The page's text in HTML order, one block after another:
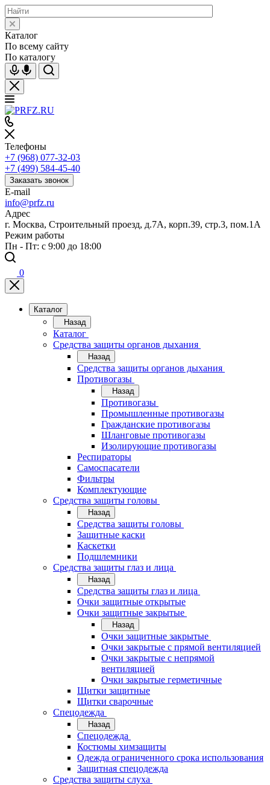
Каталог
По всему сайту
По каталогу
Телефоны
+7 (968) 077-32-03
+7 (499) 584-45-40
Заказать звонок
E-mail
info@prfz.ru
Адрес
г. Москва, Строительный проезд, д.7А, корп.39, стр.3, пом.1А
Режим работы
Пн - Пт: с 9:00 до 18:00
0
Каталог
Назад
Каталог
Средства защиты органов дыхания
Назад
Средства защиты органов дыхания
Противогазы
Назад
Противогазы
Промышленные противогазы
Гражданские противогазы
Шланговые противогазы
Изолирующие противогазы
Респираторы
Самоспасатели
Фильтры
Комплектующие
Средства защиты головы
Назад
Средства защиты головы
Защитные каски
Каскетки
Подшлемники
Средства защиты глаз и лица
Назад
Средства защиты глаз и лица
Очки защитные открытые
Очки защитные закрытые
Назад
Очки защитные закрытые
Очки закрытые с прямой вентиляцией
Очки закрытые с непрямой
вентиляцией
Очки закрытые герметичные
Щитки защитные
Щитки сварочные
Спецодежда
Назад
Спецодежда
Костюмы химзащиты
Одежда ограниченного срока использования
Защитная спецодежда
Средства защиты слуха